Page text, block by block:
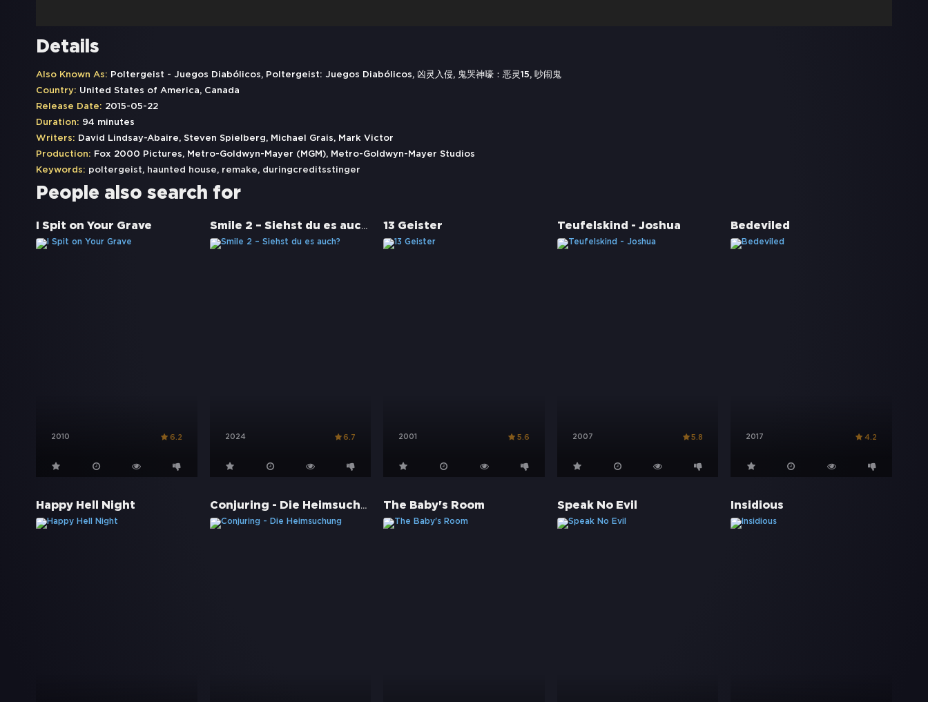
Details
Also Known As: Poltergeist - Juegos Diabólicos, Poltergeist: Juegos Diabólicos, 凶灵入侵, 鬼哭神嚎：恶灵15, 吵闹鬼
Country: United States of America, Canada
Release Date: 2015-05-22
Duration: 94 minutes
Writers: David Lindsay-Abaire, Steven Spielberg, Michael Grais, Mark Victor
Production: Fox 2000 Pictures, Metro-Goldwyn-Mayer (MGM), Metro-Goldwyn-Mayer Studios
Keywords: poltergeist, haunted house, remake, duringcreditsstinger
People also search for
I Spit on Your Grave
2010 6.2
Smile 2 – Siehst du es auch?
2024 6.7
13 Geister
2001 5.6
Teufelskind - Joshua
2007 5.8
Bedeviled
2017 4.2
Happy Hell Night Conjuring - Die Heimsuchung The Baby's Room Speak No Evil Insidious